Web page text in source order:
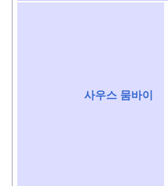
사우스 뭄바이